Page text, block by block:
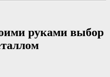
руками выбор